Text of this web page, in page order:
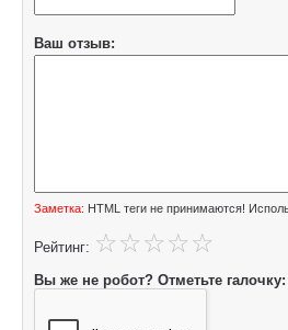
Ваш отзыв:
Заметка: HTML теги не принимаются!
Рейтинг:
Вы же не робот? Отметьте галочку: